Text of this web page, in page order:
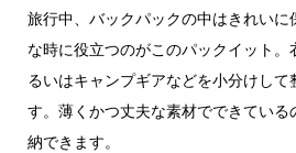
旅行中、バックパックの中はきれい
な時に役立つのがこのパックイット。
るいはキャンプギアなどを小分けして
す。薄くかつ丈夫な素材でできている
納できます。